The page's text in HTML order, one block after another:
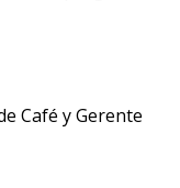
Café yGerente